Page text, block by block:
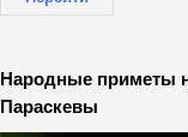
Народные приметы
Параскевы